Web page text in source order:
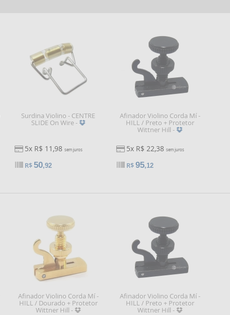
Surdina Violino - CENTRE
SLIDE On Wire -
5x R$ 11,98sem juros
R$50,92
Afinador Violino Corda Mí -
HILL / Preto + Protetor
Wittner Hill -
5x R$ 22,38sem juros
R$95,12
Afinador Violino Corda Mí -
HILL / Dourado + Protetor
Wittner Hill -
Afinador Violino Corda Mí -
HILL / Preto + Protetor
Wittner Hill -